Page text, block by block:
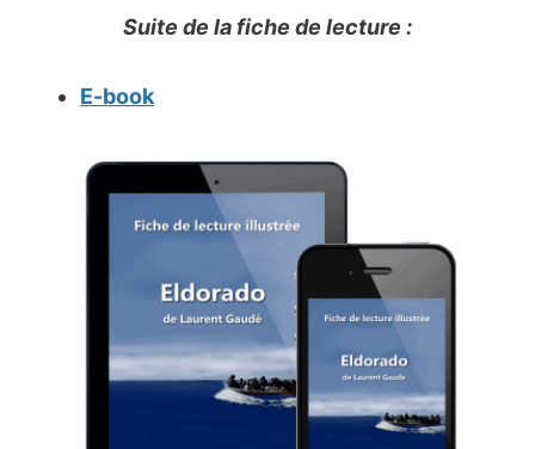
Suite de la fiche de lecture :
E-book